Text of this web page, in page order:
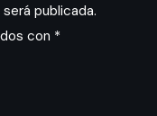
publicada.
con *